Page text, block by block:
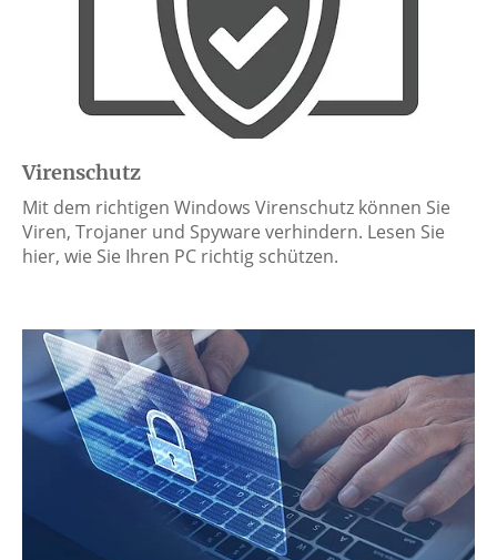
Virenschutz
Mit dem richtigen Windows Virenschutz können Sie
Viren, Trojaner und Spyware verhindern. Lesen Sie
hier, wie Sie Ihren PC richtig schützen.